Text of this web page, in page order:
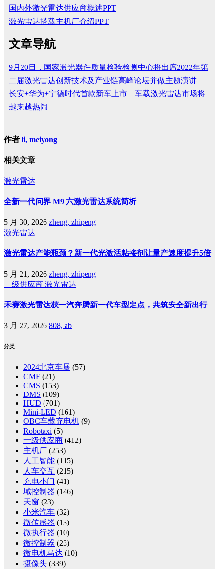
国内外激光雷达供应商概述PPT
激光雷达搭载主机厂介绍PPT
文章导航
9月20日，国家激光器件质量检验检测中心将出席2022年第
二届激光雷达创新技术及产业链高峰论坛并做主题演讲
长安+华为+宁德时代首款新车上市，车载激光雷达市场将
越来越热闹
作者 li, meiyong
相关文章
激光雷达
全新一代问界 M9 六激光雷达系统简析
5 月 30, 2026 zheng, zhipeng
激光雷达
激光雷达产能瓶颈？新一代光激活粘接剂让量产速度提升5倍
5 月 21, 2026 zheng, zhipeng
一级供应商 激光雷达
禾赛激光雷达获一汽奔腾新一代车型定点，共筑安全新出行
3 月 27, 2026 808, ab
分类
2024北京车展 (57)
CMF (21)
CMS (153)
DMS (109)
HUD (701)
Mini-LED (161)
OBC车载充电机 (9)
Robotaxi (5)
一级供应商 (412)
主机厂 (253)
人工智能 (115)
人车交互 (215)
充电小门 (41)
域控制器 (146)
天窗 (23)
小米汽车 (32)
微传感器 (13)
微执行器 (10)
微控制器 (23)
微电机马达 (10)
摄像头 (339)